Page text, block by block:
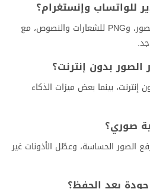
للواتساب وإنستغرام؟
JPG بجودة 80–90% لمعظم الصور، وPNG للشعارات والنصوص، مع
بدون إنترنت؟
إنترنت، بينما بعض ميزات الذكاء
صوري؟
الصور الحساسة، وعطّل الأذونات غير
بعد الحفظ؟